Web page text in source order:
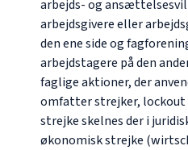
arbejds- og
arbejdsgivere eller
den ene side og
arbejdstagere på den
faglige aktioner, der
omfatter strejker,
strejke skelnes der i
økonomisk strejke (